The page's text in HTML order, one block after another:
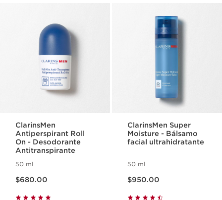
ClarinsMen
Antiperspirant Roll
On - Desodorante
Antitranspirante
50 ml
$680.00
ClarinsMen Super
Moisture - Bálsamo
facial ultrahidratante
50 ml
$950.00